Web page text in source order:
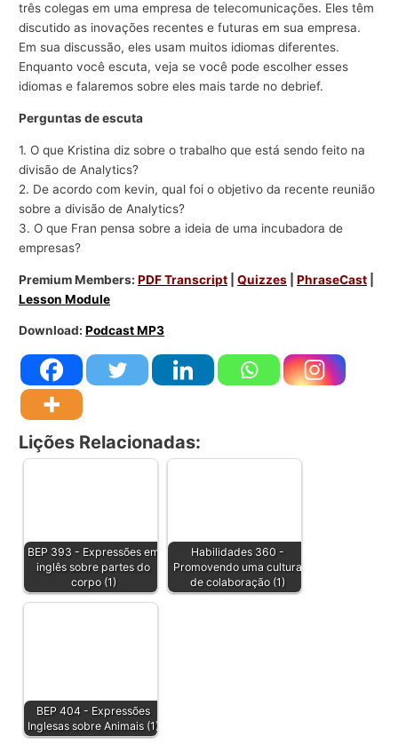
três colegas em uma empresa de telecomunicações. Eles têm
discutido as inovações recentes e futuras em sua empresa.
Em sua discussão, eles usam muitos idiomas diferentes.
Enquanto você escuta, veja se você pode escolher esses
idiomas e falaremos sobre eles mais tarde no debrief.
Perguntas de escuta
1. O que Kristina diz sobre o trabalho que está sendo feito na
divisão de Analytics?
2. De acordo com kevin, qual foi o objetivo da recente reunião
sobre a divisão de Analytics?
3. O que Fran pensa sobre a ideia de uma incubadora de
empresas?
Premium Members:PDF Transcript |Quizzes |PhraseCast
Lesson Module
Download:Podcast MP3
Lições Relacionadas:
BEP 393 - Expressões em
inglês sobre partes do
corpo (1)
Habilidades 360 -
Promovendo uma cultura
de colaboração (1)
BEP 404 - Expressões
Inglesas sobre Animais (1)